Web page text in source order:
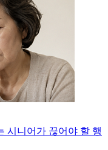
시니어가 끊어야 할 행